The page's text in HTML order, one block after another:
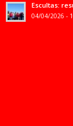
Escultas:
04/04/2026 -